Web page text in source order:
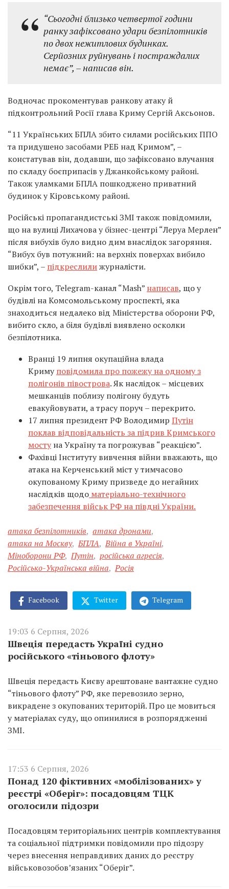
“Сьогодні близько четвертої години
ранку зафіксовано удари безпілотників
по двох нежитлових будинках.
Серйозних руйнувань і постраждалих
немає”, – написав він.
Водночас прокоментував ранкову атаку й
підконтрольний Росії глава Криму Сергій Аксьонов.
“11 Українських БПЛА збито силами російських ППО
та придушено засобами РЕБ над Кримом”, –
констатував він, додавши, що зафіксовано влучання
по складу боєприпасів у Джанкойському районі.
Також уламками БПЛА пошкоджено приватний
будинок у Кіровському районі.
Російські пропагандистські ЗМІ також повідомили,
що на вулиці Лихачова у бізнес-центрі “Леруа Мерлен”
після вибухів було видно дим внаслідок загоряння.
“Вибух був потужний: на верхніх поверхах вибило
шибки”, – підкреслилижурналісти.
Окрім того, Telegram-канал “Mash” написав, що у
будівлі на Комсомольському проспекті, яка
знаходиться недалеко від Міністерства оборони РФ,
вибито скло, а біля будівлі виявлено осколки
безпілотника.
Вранці 19 липня окупаційна влада
Кримуповідомила про пожежу на одному з
полігонів півострова. Як наслідок – місцевих
мешканців поблизу полігону будуть
евакуйовувати, а трасу поруч – перекрито.
17 липня президент РФ Володимир Путін
поклав відповідальність за підрив Кримського
мосту на Україну та погрожував “реакцією”.
Фахівці Інституту вивчення війни вважають, що
атака на Керченський міст у тимчасово
окупованому Криму призведе до негайних
наслідків щодо матеріально-технічного
забезпечення військ РФ на півдні України.
атака безпілотників, атака дронами,
атака на Москву, БПЛА, Війна в Україні,
Міноборони РФ, Путін, російська агресія,
Російсько-Українська війна, Росія
Facebook Twitter Telegram
19:03 6 Серпня, 2026
Швеція передасть Україні судно
російського «тіньового флоту»
Швеція передасть Києву арештоване вантажне судно
“тіньового флоту” РФ, яке перевозило зерно,
викрадене з окупованих територій. Про це мовиться
у матеріалах суду, що опинилися в розпорядженні
ЗМІ.
17:53 6 Серпня, 2026
Понад 120 фіктивних «мобілізованих» у
реєстрі «Оберіг»: посадовцям ТЦК
оголосили підозри
Посадовцям територіальних центрів комплектування
та соціальної підтримки повідомили про підозру
через внесення неправдивих даних до реєстру
військовозобов’язаних “Оберіг”.